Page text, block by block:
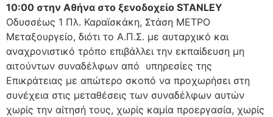
10:00 στην Αθήνα στο ξενοδοχείο STANLEY
Οδυσσέως 1 Πλ. Καραϊσκάκη, Στάση ΜΕΤΡΟ
Μεταξουργείο, διότι το Α.Π.Σ. με αυταρχικό και
αναχρονιστικό τρόπο επιβάλλει την εκπαίδευση μη
αιτούντων συναδέλφων από υπηρεσίες της
Επικράτειας με απώτερο σκοπό να προχωρήσει στη
συνέχεια στις μεταθέσεις των συναδέλφων αυτών
χωρίς την αίτησή τους, χωρίς καμία προεργασία, χωρίς